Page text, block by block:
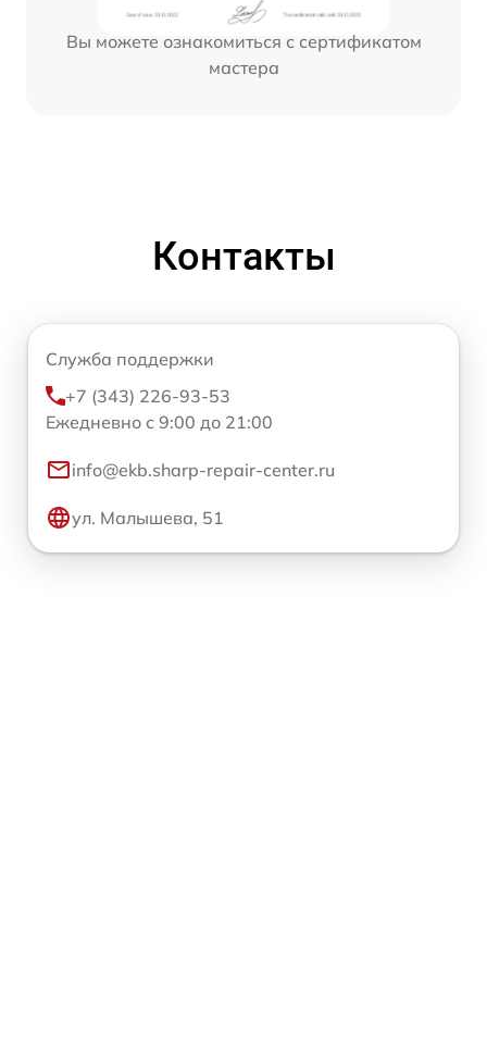
Вы можете ознакомиться с сертификатом
мастера
Контакты
Служба поддержки
+7 (343) 226-93-53
Ежедневно с 9:00 до 21:00
info@ekb.sharp-repair-center.ru
ул. Малышева, 51